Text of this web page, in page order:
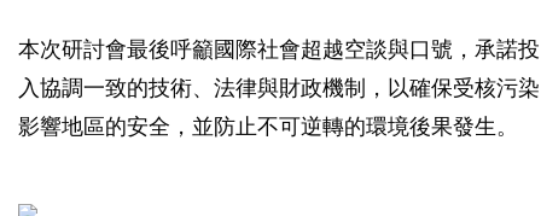
本次研討會最後呼籲國際社會超越空談與口號，承諾投
入協調一致的技術、法律與財政機制，以確保受核污染
影響地區的安全，並防止不可逆轉的環境後果發生。